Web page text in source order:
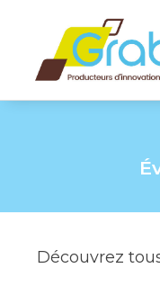
Découvrez